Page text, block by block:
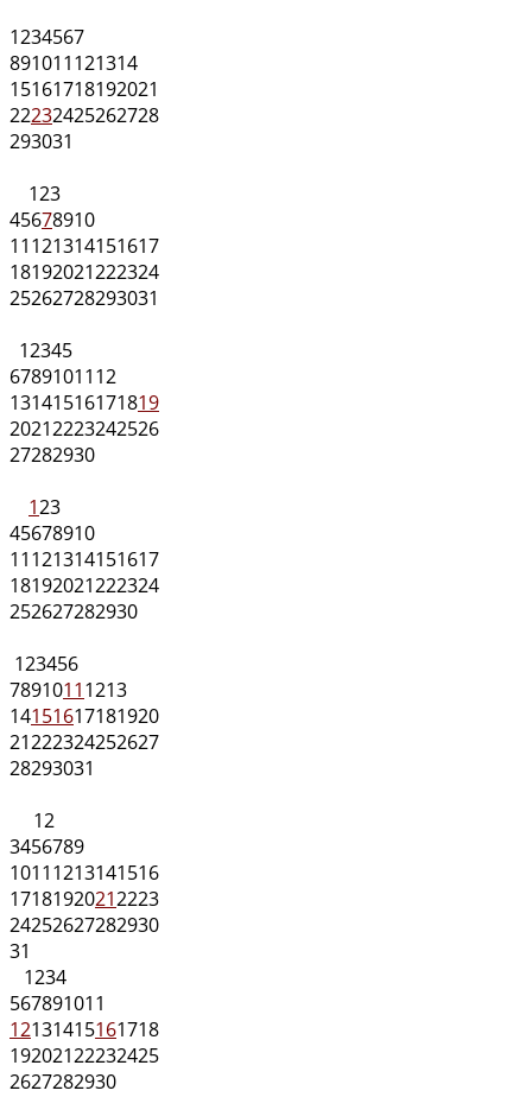
1234567
891011121314
15161718192021
22232425262728
293031
123
45678910
11121314151617
18192021222324
25262728293031
12345
6789101112
13141516171819
20212223242526
27282930
123
45678910
11121314151617
18192021222324
252627282930
123456
78910111213
14151617181920
21222324252627
28293031
12
3456789
10111213141516
17181920212223
24252627282930
31
1234
567891011
12131415161718
19202122232425
2627282930